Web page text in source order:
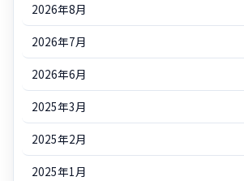
2026年8月
2026年7月
2026年6月
2025年3月
2025年2月
2025年1月